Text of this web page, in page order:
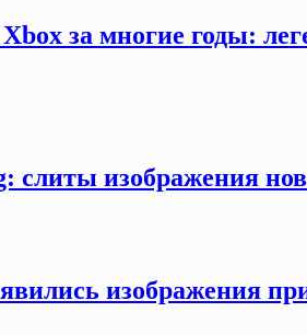
за многие годы:
слиты изображения
изображения